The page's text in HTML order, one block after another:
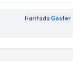
Haritada Göster